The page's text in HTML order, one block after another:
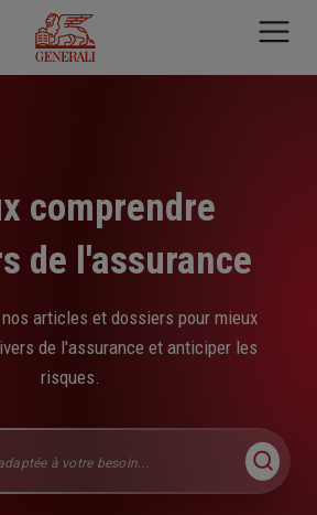
comprendre
de l'assurance
articles et dossiers pour mieux
de l'assurance et anticiper les
risques.